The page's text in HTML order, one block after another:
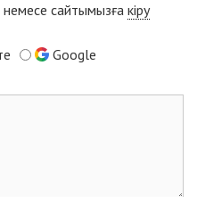
немесе сайтымызға кіру
Google